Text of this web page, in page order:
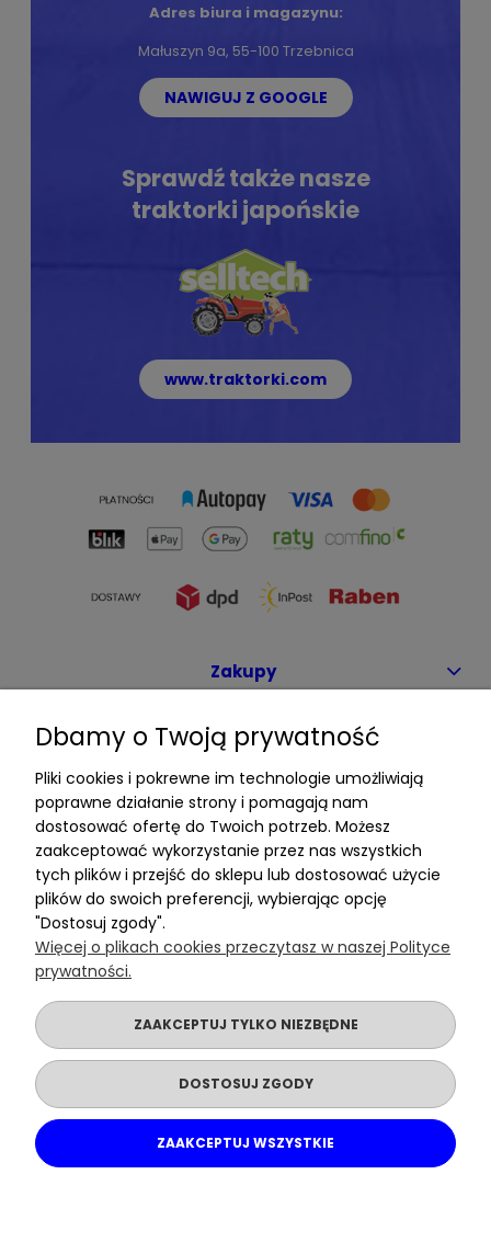
Adres biura i magazynu:
Małuszyn 9a, 55-100 Trzebnica
NAWIGUJ Z GOOGLE
Sprawdź także nasze
traktorki japońskie
www.traktorki.com
Zakupy
Pomoc
Moje konto
Copyright © 2018-2026 Sanko Poland
Strony internetowe Poznań Sklep internetowy Shoper.pl
Dbamy o Twoją prywatność
Pliki cookies i pokrewne im technologie umożliwiają
poprawne działanie strony i pomagają nam
dostosować ofertę do Twoich potrzeb. Możesz
zaakceptować wykorzystanie przez nas wszystkich
tych plików i przejść do sklepu lub dostosować użycie
plików do swoich preferencji, wybierając opcję
"Dostosuj zgody".
Więcej o plikach cookies przeczytasz w naszej Polityce
prywatności.
ZAAKCEPTUJ TYLKO NIEZBĘDNE
DOSTOSUJ ZGODY
ZAAKCEPTUJ WSZYSTKIE